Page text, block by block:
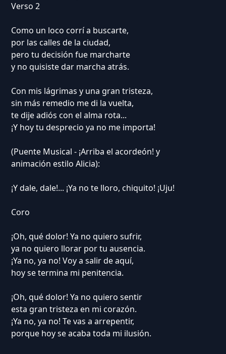
Verso 2
Como un loco corrí a buscarte,
por las calles de la ciudad,
pero tu decisión fue marcharte
y no quisiste dar marcha atrás.
Con mis lágrimas y una gran tristeza,
sin más remedio me di la vuelta,
te dije adiós con el alma rota...
¡Y hoy tu desprecio ya no me importa!
(Puente Musical - ¡Arriba el acordeón! y
animación estilo Alicia):
¡Y dale, dale!... ¡Ya no te lloro, chiquito! ¡Uju!
Coro
¡Oh, qué dolor! Ya no quiero sufrir,
ya no quiero llorar por tu ausencia.
¡Ya no, ya no! Voy a salir de aquí,
hoy se termina mi penitencia.
¡Oh, qué dolor! Ya no quiero sentir
esta gran tristeza en mi corazón.
¡Ya no, ya no! Te vas a arrepentir,
porque hoy se acaba toda mi ilusión.